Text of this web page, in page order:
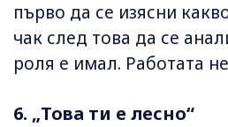
първо да се изясни
чак след това да се
роля е имал. Работата
6. „Това ти е лесно“